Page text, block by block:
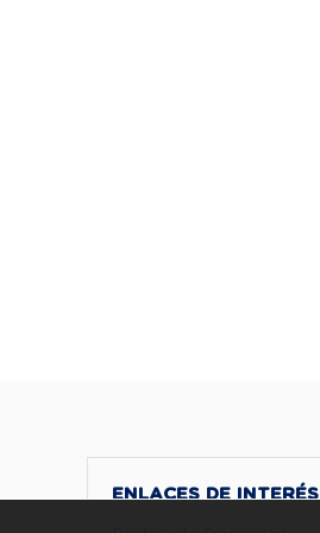
ENLACES DE INTERÉS